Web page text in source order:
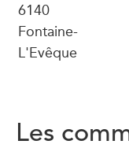
6140
Fontaine-
L'Evêque
Les